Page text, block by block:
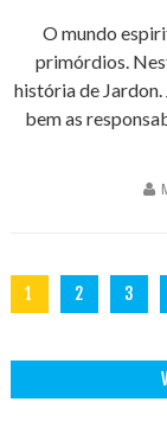
O mundo
primórdios.
história de
bem as
1 2 3